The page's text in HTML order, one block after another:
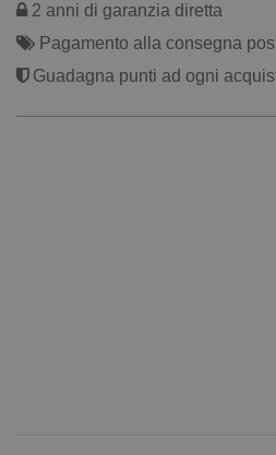
2 anni di garanzia diretta
Pagamento alla consegna
Guadagna punti ad ogni